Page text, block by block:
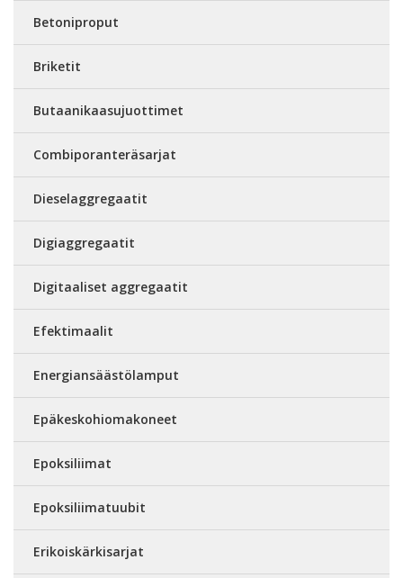
Betoniproput
Briketit
Butaanikaasujuottimet
Combiporanteräsarjat
Dieselaggregaatit
Digiaggregaatit
Digitaaliset aggregaatit
Efektimaalit
Energiansäästölamput
Epäkeskohiomakoneet
Epoksiliimat
Epoksiliimatuubit
Erikoiskärkisarjat